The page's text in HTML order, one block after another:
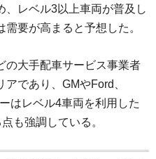
、レベル3以上車両が普及し
要が高まると予想した。
の大手配車サービス事業者
であり、GMやFord、
はレベル4車両を利用した
も強調している。